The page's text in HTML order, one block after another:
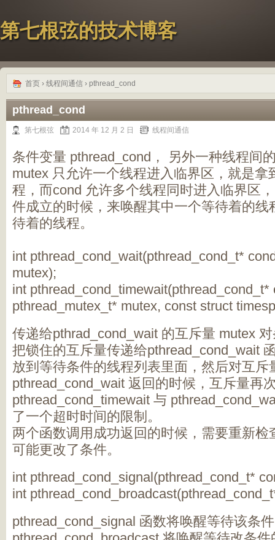
第七根弦的技术博客
首页 › 线程间通信 › pthread_cond
pthread_cond
第七根弦 2014 年 12 月 2 日 线程间通信
条件变量 pthread_cond， 另外一种线程间
mutex 只允许一个线程进入临界区，就是拿
程，而cond 允许多个线程同时进入临界区
件成立的时候，来唤醒其中一个等待着的线
待着的线程。
int pthread_cond_wait(pthread_cond_t*
mutex);
int pthread_cond_timewait(pthread_cond_t*
pthread_mutex_t* mutex, const struct
传递给pthrad_cond_wait 的互斥量 mutex
把锁住的互斥量传递给pthread_cond_wait
放到等待条件的线程列表里面，然后对互斥
pthread_cond_wait 返回的时候，互斥量再
pthread_cond_timewait 与
了一个超时时间的限制。
两个函数调用成功返回的时候，需要重新检
可能更改了条件。
int pthread_cond_signal(pthread_cond_t*
int
pthread_cond_signal 函数将唤醒等待该条